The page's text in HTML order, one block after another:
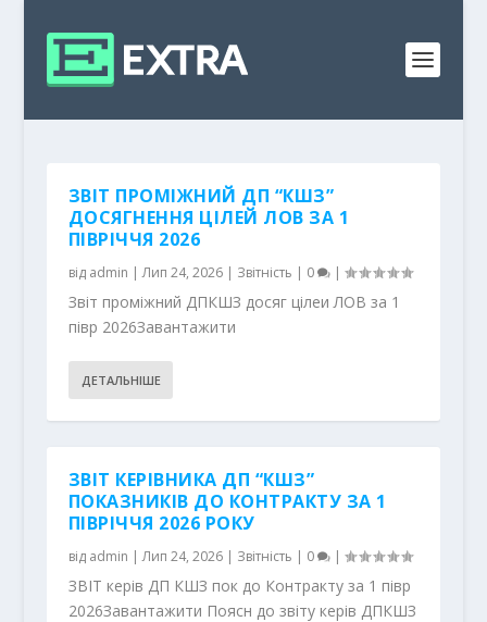
ЗВІТ ПРОМІЖНИЙ ДП “КШЗ”
ДОСЯГНЕННЯ ЦІЛЕЙ ЛОВ ЗА 1
ПІВРІЧЧЯ 2026
від admin |Лип 24, 2026| Звітність | 0 |
Звіт проміжний ДПКШЗ досяг цілеи ЛОВ за 1
півр 2026Завантажити
ДЕТАЛЬНІШЕ
ЗВІТ КЕРІВНИКА ДП “КШЗ”
ПОКАЗНИКІВ ДО КОНТРАКТУ ЗА 1
ПІВРІЧЧЯ 2026 РОКУ
від admin |Лип 24, 2026| Звітність | 0 |
ЗВІТ керів ДП КШЗ пок до Контракту за 1 півр
2026Завантажити Поясн до звіту керів ДПКШЗ